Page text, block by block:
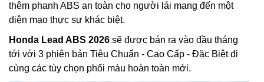
thêm phanh ABS an toàn cho người lái mang đến một
diện mạo thực sự khác biệt.
Honda Lead ABS 2026 sẽ được bán ra vào đầu tháng
tới với 3 phiên bản Tiêu Chuẩn - Cao Cấp - Đặc Biệt đi
cùng các tùy chọn phối màu hoàn toàn mới.